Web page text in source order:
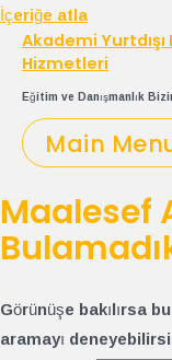
İçeriğe atla
Akademi
Hizmetleri
Eğitim ve Danışmanlık
Main
Maalesef
Görünüşe bakılırsa
aramayı